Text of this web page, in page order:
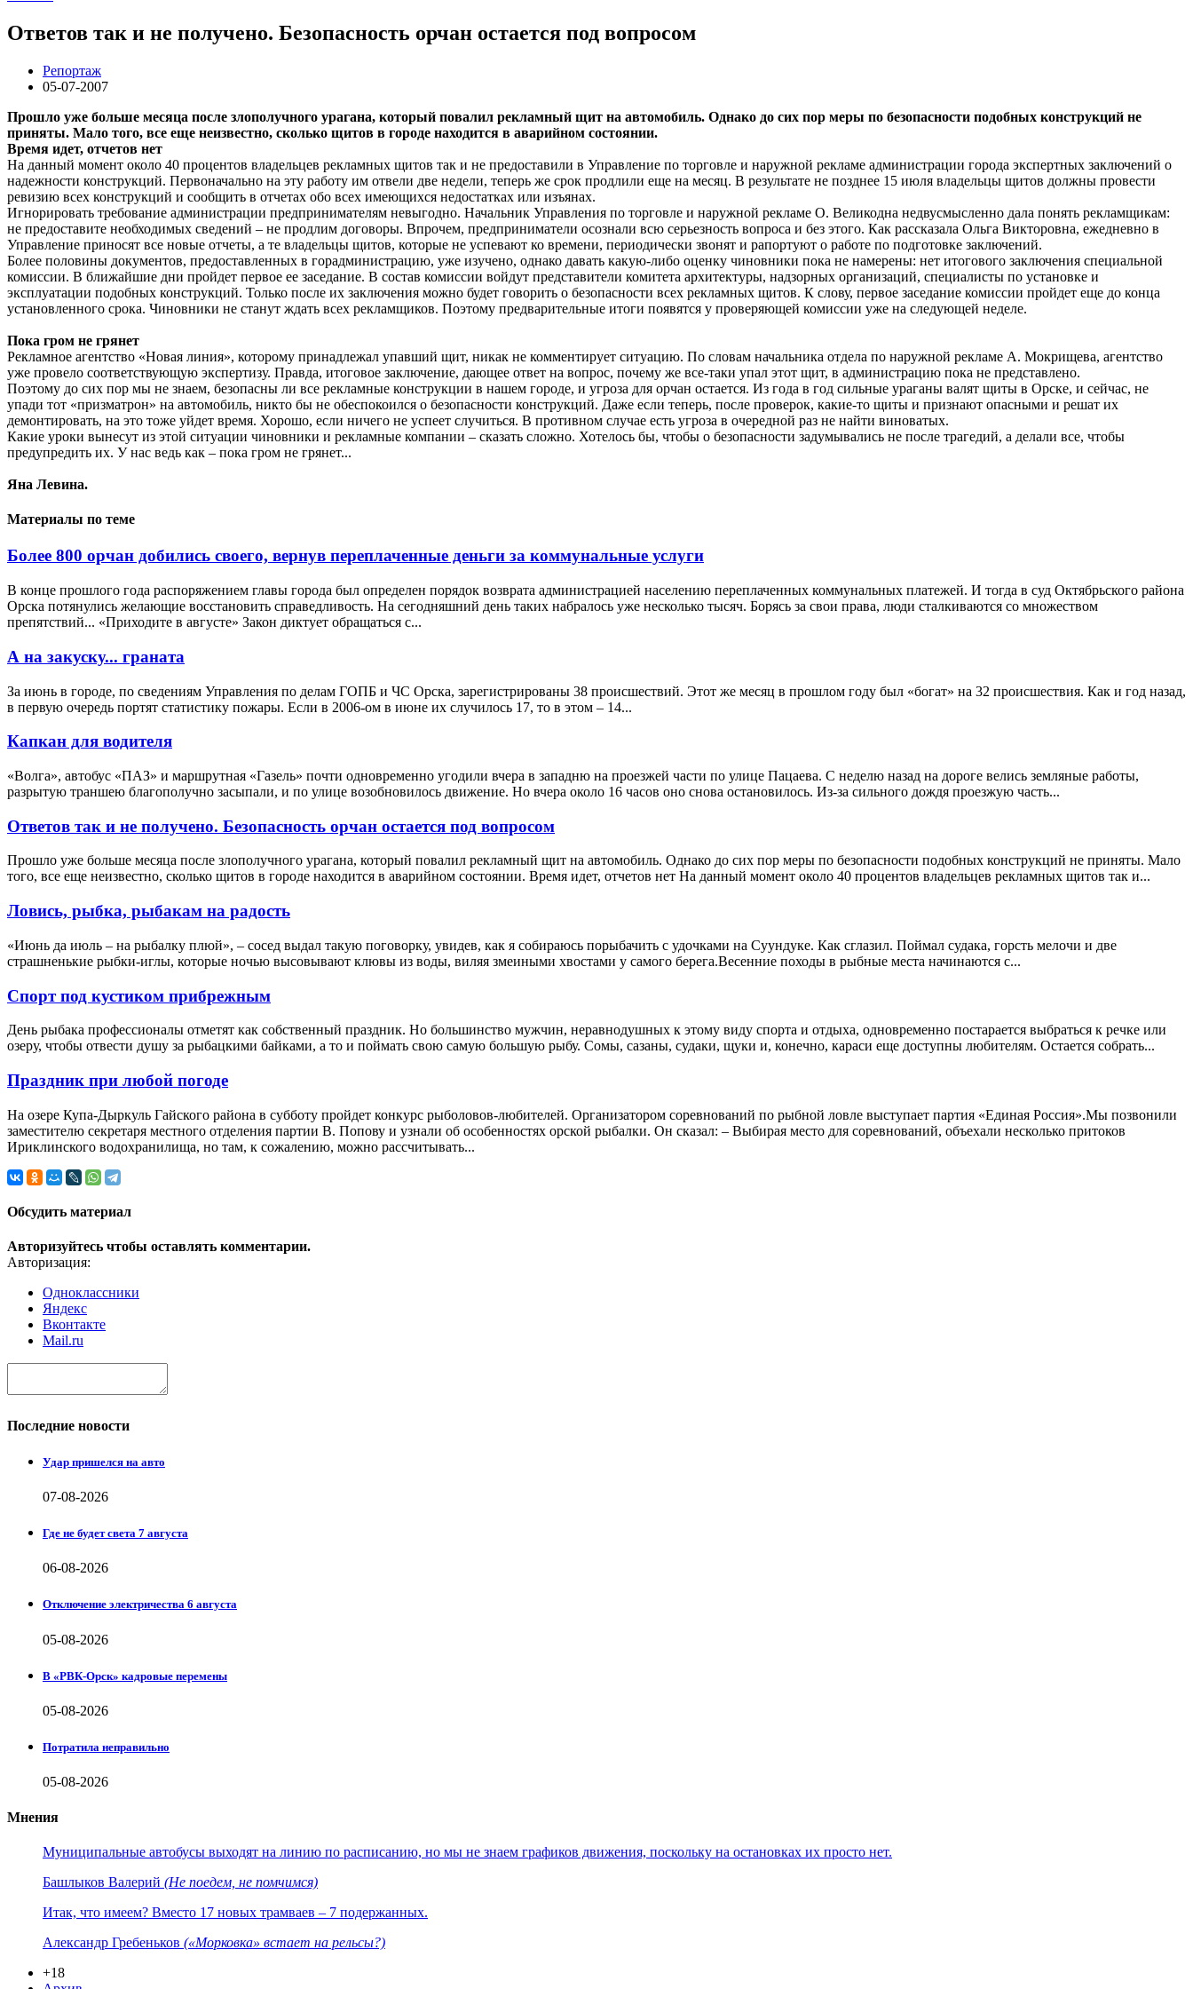
Ответов так и не получено. Безопасность орчан остается под вопросом
Репортаж
05-07-2007
Прошло уже больше месяца после злополучного урагана, который повалил рекламный щит на автомобиль. Однако до сих пор меры по безопасности подобных конструкций не
приняты. Мало того, все еще неизвестно, сколько щитов в городе находится в аварийном состоянии.
Время идет, отчетов нет
На данный момент около 40 процентов владельцев рекламных щитов так и не предоставили в Управление по торговле и наружной рекламе администрации города экспертных заключений о
надежности конструкций. Первоначально на эту работу им отвели две недели, теперь же срок продлили еще на месяц. В результате не позднее 15 июля владельцы щитов должны провести
ревизию всех конструкций и сообщить в отчетах обо всех имеющихся недостатках или изъянах.
Игнорировать требование администрации предпринимателям невыгодно. Начальник Управления по торговле и наружной рекламе О. Великодна недвусмысленно дала понять рекламщикам:
не предоставите необходимых сведений – не продлим договоры. Впрочем, предприниматели осознали всю серьезность вопроса и без этого. Как рассказала Ольга Викторовна, ежедневно в
Управление приносят все новые отчеты, а те владельцы щитов, которые не успевают ко времени, периодически звонят и рапортуют о работе по подготовке заключений.
Более половины документов, предоставленных в горадминистрацию, уже изучено, однако давать какую-либо оценку чиновники пока не намерены: нет итогового заключения специальной
комиссии. В ближайшие дни пройдет первое ее заседание. В состав комиссии войдут представители комитета архитектуры, надзорных организаций, специалисты по установке и
эксплуатации подобных конструкций. Только после их заключения можно будет говорить о безопасности всех рекламных щитов. К слову, первое заседание комиссии пройдет еще до конца
установленного срока. Чиновники не станут ждать всех рекламщиков. Поэтому предварительные итоги появятся у проверяющей комиссии уже на следующей неделе.
Пока гром не грянет
Рекламное агентство «Новая линия», которому принадлежал упавший щит, никак не комментирует ситуацию. По словам начальника отдела по наружной рекламе А. Мокрищева, агентство
уже провело соответствующую экспертизу. Правда, итоговое заключение, дающее ответ на вопрос, почему же все-таки упал этот щит, в администрацию пока не представлено.
Поэтому до сих пор мы не знаем, безопасны ли все рекламные конструкции в нашем городе, и угроза для орчан остается. Из года в год сильные ураганы валят щиты в Орске, и сейчас, не
упади тот «призматрон» на автомобиль, никто бы не обеспокоился о безопасности конструкций. Даже если теперь, после проверок, какие-то щиты и признают опасными и решат их
демонтировать, на это тоже уйдет время. Хорошо, если ничего не успеет случиться. В противном случае есть угроза в очередной раз не найти виноватых.
Какие уроки вынесут из этой ситуации чиновники и рекламные компании – сказать сложно. Хотелось бы, чтобы о безопасности задумывались не после трагедий, а делали все, чтобы
предупредить их. У нас ведь как – пока гром не грянет...
Яна Левина.
Материалы по теме
Более 800 орчан добились своего, вернув переплаченные деньги за коммунальные услуги
В конце прошлого года распоряжением главы города был определен порядок возврата администрацией населению переплаченных коммунальных платежей. И тогда в суд Октябрьского района
Орска потянулись желающие восстановить справедливость. На сегодняшний день таких набралось уже несколько тысяч. Борясь за свои права, люди сталкиваются со множеством
препятствий... «Приходите в августе» Закон диктует обращаться с...
А на закуску... граната
За июнь в городе, по сведениям Управления по делам ГОПБ и ЧС Орска, зарегистрированы 38 происшествий. Этот же месяц в прошлом году был «богат» на 32 происшествия. Как и год назад,
в первую очередь портят статистику пожары. Если в 2006-ом в июне их случилось 17, то в этом – 14...
Капкан для водителя
«Волга», автобус «ПАЗ» и маршрутная «Газель» почти одновременно угодили вчера в западню на проезжей части по улице Пацаева. С неделю назад на дороге велись земляные работы,
разрытую траншею благополучно засыпали, и по улице возобновилось движение. Но вчера около 16 часов оно снова остановилось. Из-за сильного дождя проезжую часть...
Ответов так и не получено. Безопасность орчан остается под вопросом
Прошло уже больше месяца после злополучного урагана, который повалил рекламный щит на автомобиль. Однако до сих пор меры по безопасности подобных конструкций не приняты. Мало
того, все еще неизвестно, сколько щитов в городе находится в аварийном состоянии. Время идет, отчетов нет На данный момент около 40 процентов владельцев рекламных щитов так и...
Ловись, рыбка, рыбакам на радость
«Июнь да июль – на рыбалку плюй», – сосед выдал такую поговорку, увидев, как я собираюсь порыбачить с удочками на Суундуке. Как сглазил. Поймал судака, горсть мелочи и две
страшненькие рыбки-иглы, которые ночью высовывают клювы из воды, виляя змеиными хвостами у самого берега.Весенние походы в рыбные места начинаются с...
Спорт под кустиком прибрежным
День рыбака профессионалы отметят как собственный праздник. Но большинство мужчин, неравнодушных к этому виду спорта и отдыха, одновременно постарается выбраться к речке или
озеру, чтобы отвести душу за рыбацкими байками, а то и поймать свою самую большую рыбу. Сомы, сазаны, судаки, щуки и, конечно, караси еще доступны любителям. Остается собрать...
Праздник при любой погоде
На озере Купа-Дыркуль Гайского района в субботу пройдет конкурс рыболовов-любителей. Организатором соревнований по рыбной ловле выступает партия «Единая Россия».Мы позвонили
заместителю секретаря местного отделения партии В. Попову и узнали об особенностях орской рыбалки. Он сказал: – Выбирая место для соревнований, объехали несколько притоков
Ириклинского водохранилища, но там, к сожалению, можно рассчитывать...
Обсудить материал
Авторизуйтесь чтобы оставлять комментарии.
Авторизация:
Одноклассники
Яндекс
Вконтакте
Mail.ru
Последние новости
Удар пришелся на авто
07-08-2026
Где не будет света 7 августа
06-08-2026
Отключение электричества 6 августа
05-08-2026
В «РВК-Орск» кадровые перемены
05-08-2026
Потратила неправильно
05-08-2026
Мнения
Муниципальные автобусы выходят на линию по расписанию, но мы не знаем графиков движения, поскольку на остановках их просто нет.
Башлыков Валерий (Не поедем, не помчимся)
Итак, что имеем? Вместо 17 новых трамваев – 7 подержанных.
Александр Гребеньков («Морковка» встает на рельсы?)
+18